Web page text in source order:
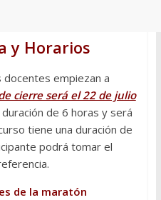
y Horarios
empiezan a
cierre será el 22 de julio
de 6 horas y será
tiene una duración de
podrá tomar el
de la maratón